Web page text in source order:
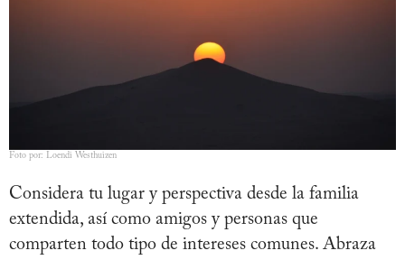
Foto por: Loendi Westhuizen
Considera tu lugar y perspectiva desde la familia
extendida, así como amigos y personas que
comparten todo tipo de intereses comunes. Abraza